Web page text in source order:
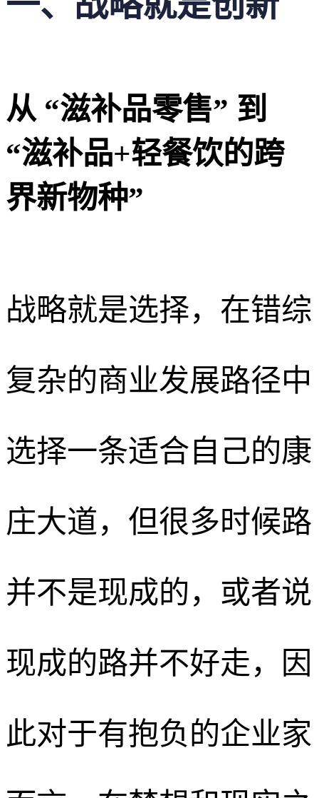
从 “滋补品零售” 到
“滋补品+轻餐饮的跨
界新物种”
战略就是选择， 在错综
复杂的商业发展路径中
选择一条适合自己的康
庄大道，但很多时候路
并不是现成的，或者说
现成的路并不好走，因
此对于有抱负的企业家